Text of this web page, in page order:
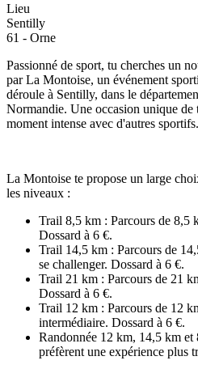
Lieu
Sentilly
61 - Orne
Passionné de sport, tu cherches un
par La Montoise, un événement
déroule à Sentilly, dans le
Normandie. Une occasion unique de
moment intense avec d'autres sportifs.
La Montoise te propose un large
les niveaux :
Trail 8,5 km : Parcours de 8,5
Dossard à 6 €.
Trail 14,5 km : Parcours de
se challenger. Dossard à 6 €.
Trail 21 km : Parcours de 21
Dossard à 6 €.
Trail 12 km : Parcours de 12
intermédiaire. Dossard à 6 €.
Randonnée 12 km, 14,5 km
préfèrent une expérience plus